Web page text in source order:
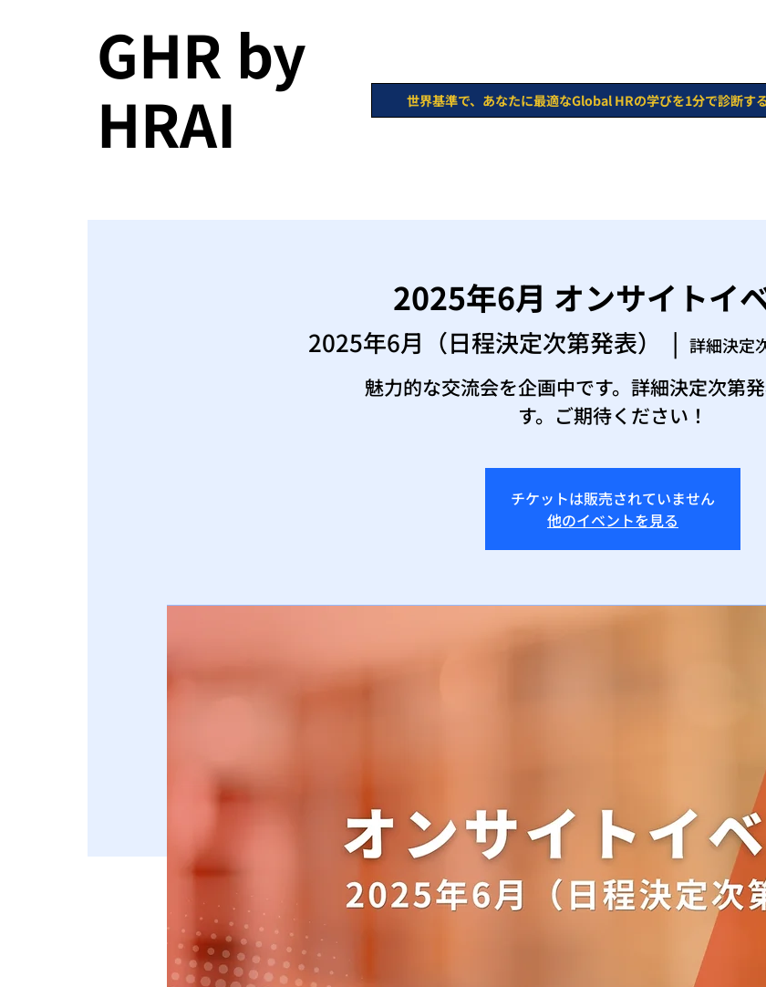
GHR by
HRAI
世界基準で、あなたに最適なGlobal HRの学びを1分で診断す
2025年6月 オンサイトイ
2025年6月（日程決定次第発表）
  |
詳細決定
魅力的な交流会を企画中です。詳細決定次第
す。ご期待ください！
チケットは販売されていません
他のイベントを見る